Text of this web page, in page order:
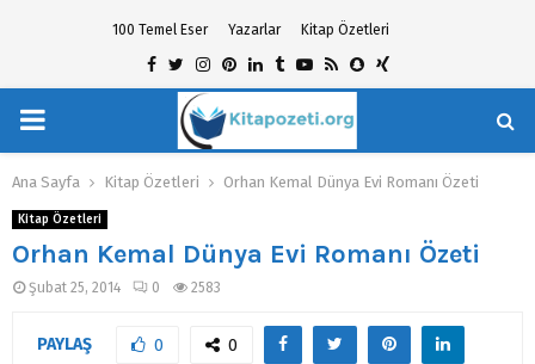
100 Temel Eser Yazarlar Kitap Özetleri
Facebook
TwitterInstagram
Pinterest
Linkedin
TumblrYoutube
RssSnapchat
Xing
PRIMARY
MENU
Ana Sayfa Kitap Özetleri Orhan Kemal Dünya Evi Romanı Özeti
Kitap Özetleri
Orhan Kemal Dünya Evi Romanı Özeti
Şubat 25, 2014 0 2583
PAYLAŞ 0 0